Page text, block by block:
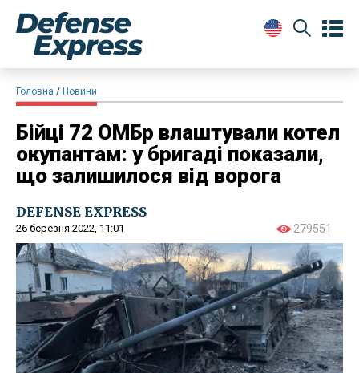
Головна Новини
Бійці 72 ОМБр влаштували котел
окупантам: у бригаді показали,
що залишилося від ворога
DEFENSE EXPRESS
26 березня 2022, 11:01 279551